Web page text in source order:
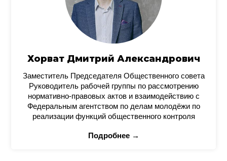
Хорват Дмитрий Александрович
Заместитель Председателя Общественного совета
Руководитель рабочей группы по рассмотрению
нормативно-правовых актов и взаимодействию с
Федеральным агентством по делам молодёжи по
реализации функций общественного контроля
Подробнее →